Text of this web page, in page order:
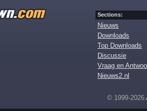
Sections:
Nieuws
Downloads
Top Downloads
Discussie
Vraag en
Nieuws2.nl
© 1999-2026